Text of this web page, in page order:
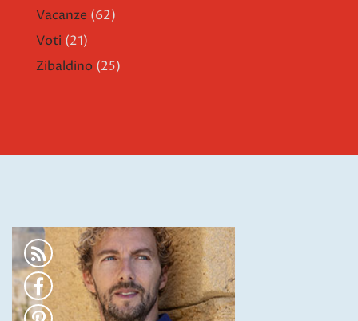
Vacanze (62)
Voti (21)
Zibaldino (25)